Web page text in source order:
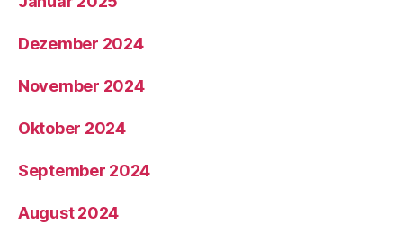
Dezember 2024
November 2024
Oktober 2024
September 2024
August 2024